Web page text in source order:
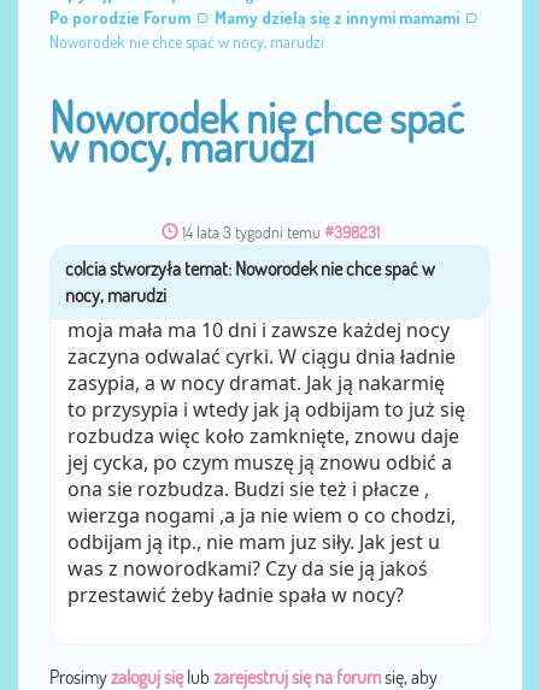
Po porodzie Forum
Mamy dzielą się z innymi mamami
Noworodek nie chce spać w nocy, marudzi
Noworodek nie chce spać
w nocy, marudzi
14 lata 3 tygodni temu #398231
przezcolcia
moja mała ma 10 dni i zawsze każdej nocy
zaczyna odwalać cyrki. W ciągu dnia ładnie
zasypia, a w nocy dramat. Jak ją nakarmię
to przysypia i wtedy jak ją odbijam to już się
rozbudza więc koło zamknięte, znowu daje
jej cycka, po czym muszę ją znowu odbić a
ona sie rozbudza. Budzi sie też i płacze ,
wierzga nogami ,a ja nie wiem o co chodzi,
odbijam ją itp., nie mam juz siły. Jak jest u
was z noworodkami? Czy da sie ją jakoś
przestawić żeby ładnie spała w nocy?
Prosimyzaloguj sięlub zarejestruj się na forumsię, aby